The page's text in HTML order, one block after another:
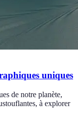
uniques
de notre planète,
à explorer